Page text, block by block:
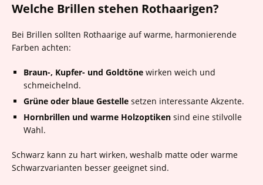
Welche Brillen stehen Rothaarigen?
Bei Brillen sollten Rothaarige auf warme, harmonierende
Farben achten:
Braun-, Kupfer- und Goldtöne wirken weich und
schmeichelnd.
Grüne oder blaue Gestelle setzen interessante Akzente.
Hornbrillen und warme Holzoptiken sind eine stilvolle
Wahl.
Schwarz kann zu hart wirken, weshalb matte oder warme
Schwarzvarianten besser geeignet sind.